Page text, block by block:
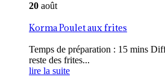
20 août
Korma Poulet aux frites
Temps de préparation : 15 mins
reste des frites...
lire la suite